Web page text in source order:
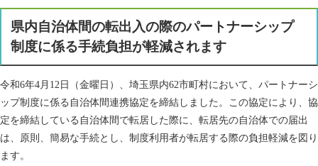
県内自治体間の転出入の際のパートナーシップ
制度に係る手続負担が軽減されます
令和6年4月12日（金曜日）、埼玉県内62市町村において、パートナーシ
ップ制度に係る自治体間連携協定を締結しました。この協定により、協
定を締結している自治体間で転居した際に、転居先の自治体での届出
は、原則、簡易な手続とし、制度利用者が転居する際の負担軽減を図り
ます。